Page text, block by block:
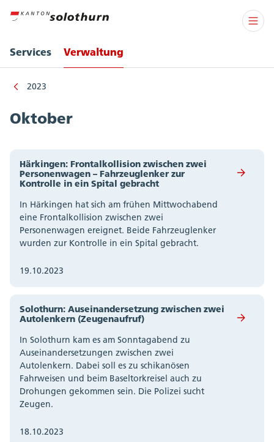
Services Verwaltung
2023
Oktober
Härkingen: Frontalkollision zwischen zwei
Personenwagen – Fahrzeuglenker zur
Kontrolle in ein Spital gebracht
In Härkingen hat sich am frühen Mittwochabend
eine Frontalkollision zwischen zwei
Personenwagen ereignet. Beide Fahrzeuglenker
wurden zur Kontrolle in ein Spital gebracht.
19.10.2023
Solothurn: Auseinandersetzung zwischen zwei
Autolenkern (Zeugenaufruf)
In Solothurn kam es am Sonntagabend zu
Auseinandersetzungen zwischen zwei
Autolenkern. Dabei soll es zu schikanösen
Fahrweisen und beim Baseltorkreisel auch zu
Drohungen gekommen sein. Die Polizei sucht
Zeugen.
18.10.2023